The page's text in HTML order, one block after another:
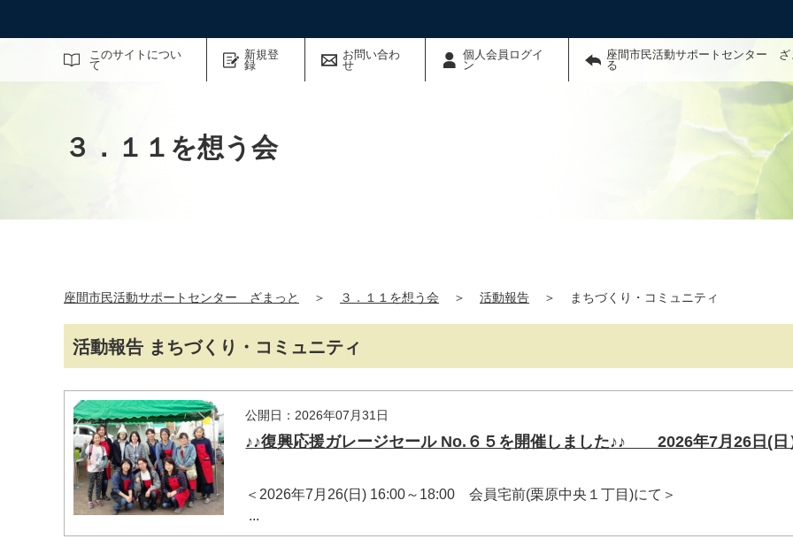
このサイトについ
て
新規登
録
お問い合わ
せ
個人会員ログイ
ン
座間市民活動サポートセンター ざ
る
サイト内検索
３．１１を想う会
座間市民活動サポートセンター ざまっと ＞ ３．１１を想う会 ＞ 活動報告 ＞ まちづくり・コミュニティ
活動報告 まちづくり・コミュニティ
公開日：2026年07月31日
♪♪復興応援ガレージセール No.６５を開催しました♪♪ 2026年7月26日(日
＜2026年7月26(日) 16:00～18:00 会員宅前(栗原中央１丁目)にて＞
...